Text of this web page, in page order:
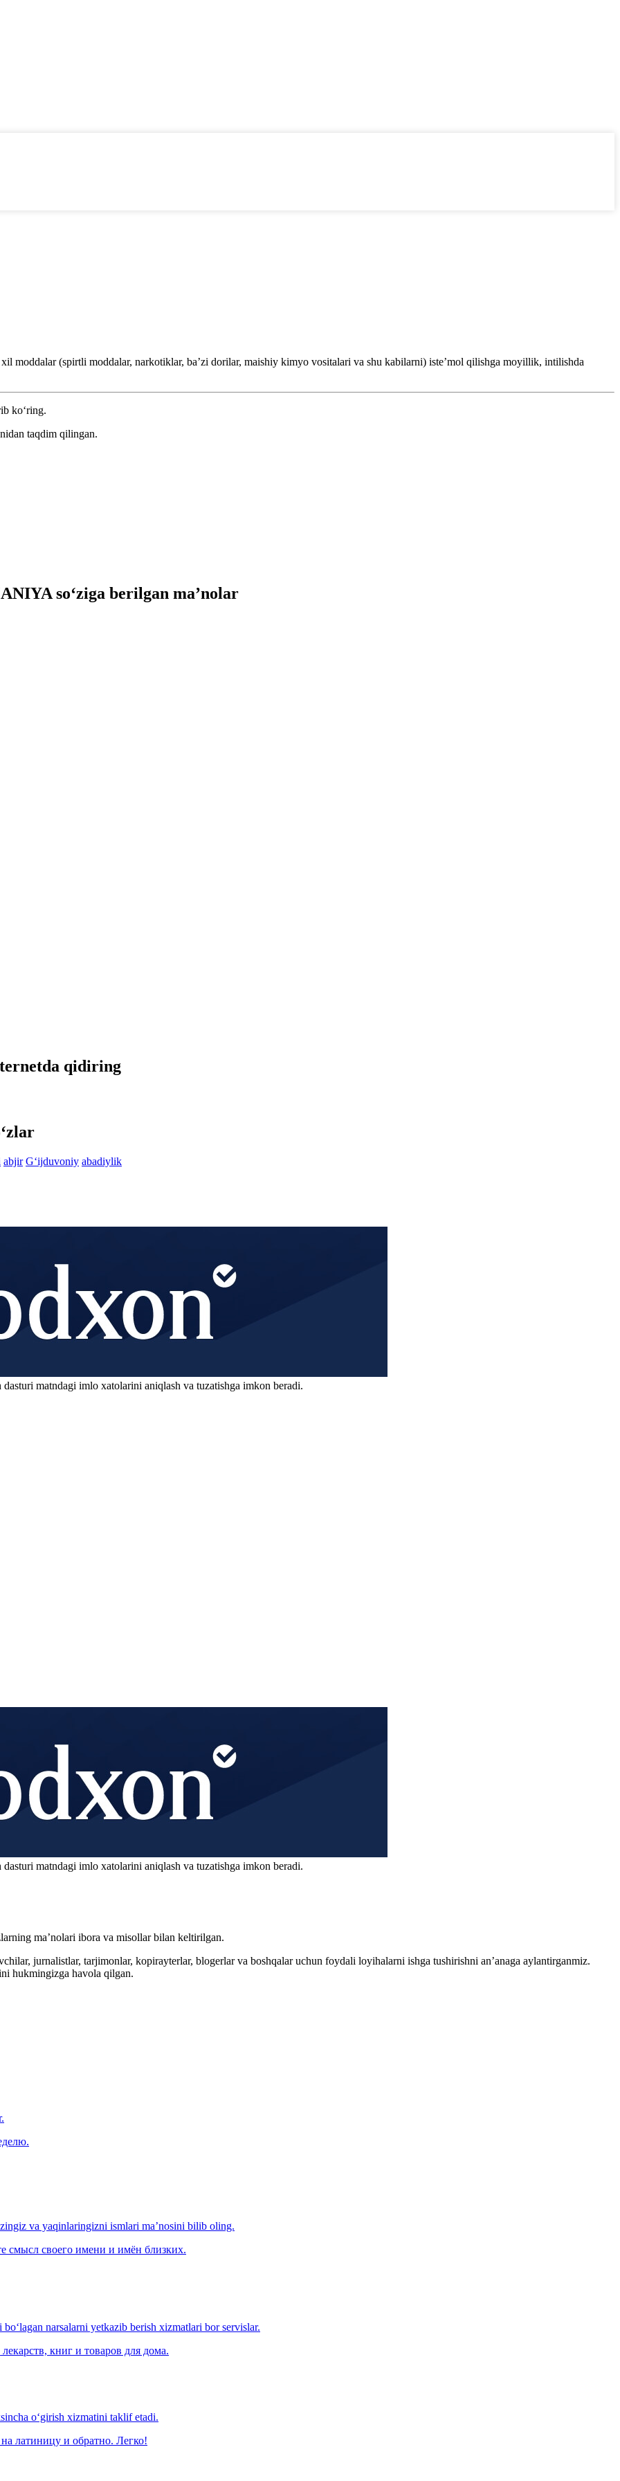
moddalar (spirtli moddalar, narkotiklar, baʼzi dorilar, maishiy kimyo vositalari va shu kabilarni) isteʼmol qilishga moyillik, intilishda
ko‘ring.
taqdim qilingan.
so‘ziga berilgan ma’nolar
qidiring
abjir G‘ijduvoniy abadiylik
matndagi imlo xatolarini aniqlash va tuzatishga imkon beradi.
matndagi imlo xatolarini aniqlash va tuzatishga imkon beradi.
ma’nolari ibora va misollar bilan keltirilgan.
jurnalistlar, tarjimonlar, kopirayterlar, blogerlar va boshqalar uchun foydali loyihalarni ishga tushirishni an’anaga aylantirganmiz.
hukmingizga havola qilgan.
va yaqinlaringizni ismlari ma’nosini bilib oling.
смысл своего имени и имён близких.
narsalarni yetkazib berish xizmatlari bor servislar.
книг и товаров для дома.
o‘girish xizmatini taklif etadi.
латиницу и обратно. Легко!